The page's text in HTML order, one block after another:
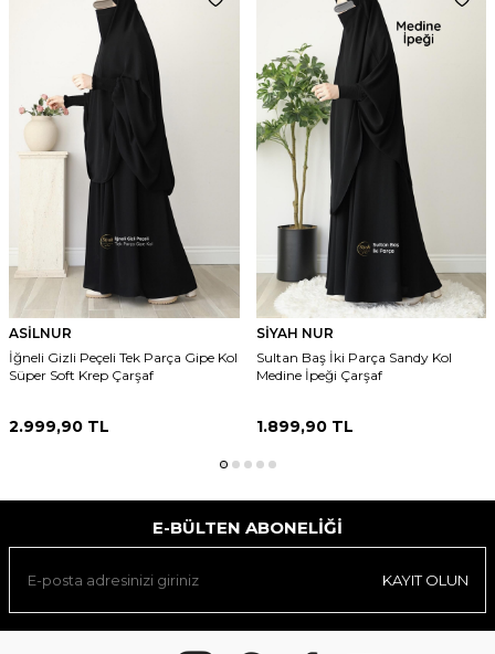
ASİLNUR
İğneli Gizli Peçeli Tek Parça Gipe Kol
Süper Soft Krep Çarşaf
2.999,90 TL
SİYAH NUR
Sultan Baş İki Parça Sandy Kol
Medine İpeği Çarşaf
1.899,90TL
E-BÜLTEN ABONELIĞI
KAYIT OLUN